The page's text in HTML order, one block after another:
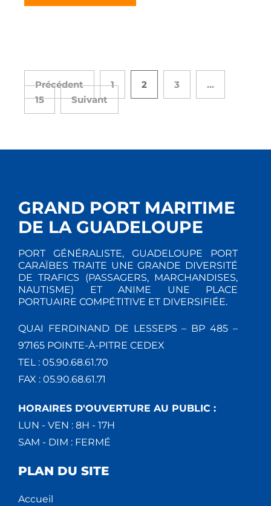
Précédent 1 2 3
…
15
Suivant
GRAND PORT MARITIME
DE LA GUADELOUPE
PORT GÉNÉRALISTE, GUADELOUPE PORT
CARAÏBES TRAITE UNE GRANDE DIVERSITÉ
DE TRAFICS (PASSAGERS, MARCHANDISES,
NAUTISME) ET ANIME UNE PLACE
PORTUAIRE COMPÉTITIVE ET DIVERSIFIÉE.
QUAI FERDINAND DE LESSEPS – BP 485 –
97165 POINTE-À-PITRE CEDEX
TEL : 05.90.68.61.70
FAX : 05.90.68.61.71
HORAIRES D'OUVERTURE AU PUBLIC :
LUN - VEN : 8H - 17H
SAM - DIM : FERMÉ
PLAN DU SITE
Accueil